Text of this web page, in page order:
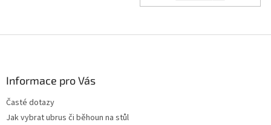
Informace pro Vás
Časté dotazy
Jak vybrat ubrus či běhoun na stůl